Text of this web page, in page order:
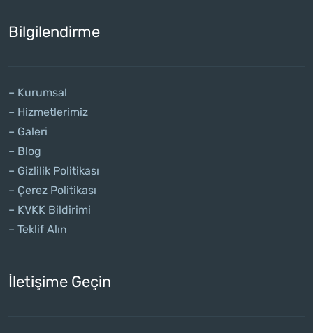
Bilgilendirme
– Kurumsal
– Hizmetlerimiz
– Galeri
– Blog
– Gizlilik Politikası
– Çerez Politikası
– KVKK Bildirimi
– Teklif Alın
İletişime Geçin